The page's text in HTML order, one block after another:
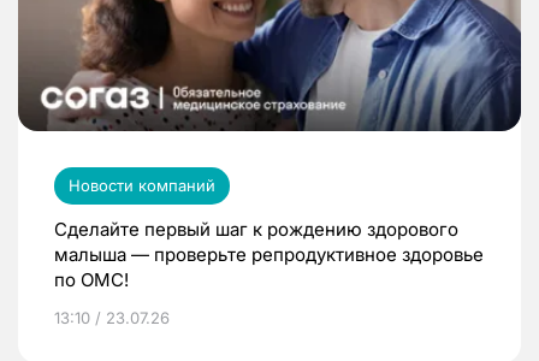
Новости компаний
Сделайте первый шаг к рождению здорового
малыша — проверьте репродуктивное здоровье
по ОМС!
13:10 / 23.07.26